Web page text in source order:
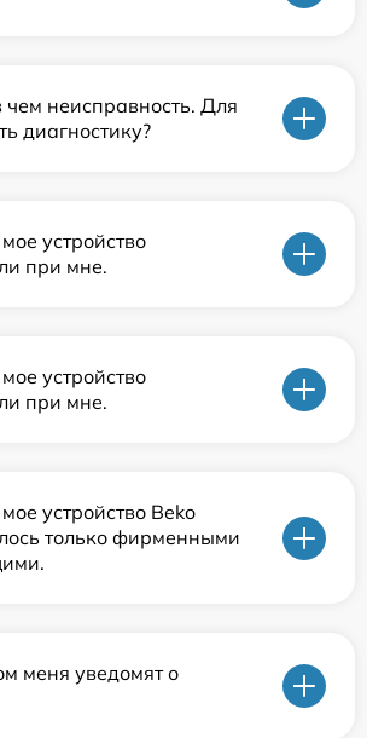
неисправность. Для
диагностику?
устройство
при мне.
устройство
при мне.
устройство Beko
только фирменными
меня уведомят о